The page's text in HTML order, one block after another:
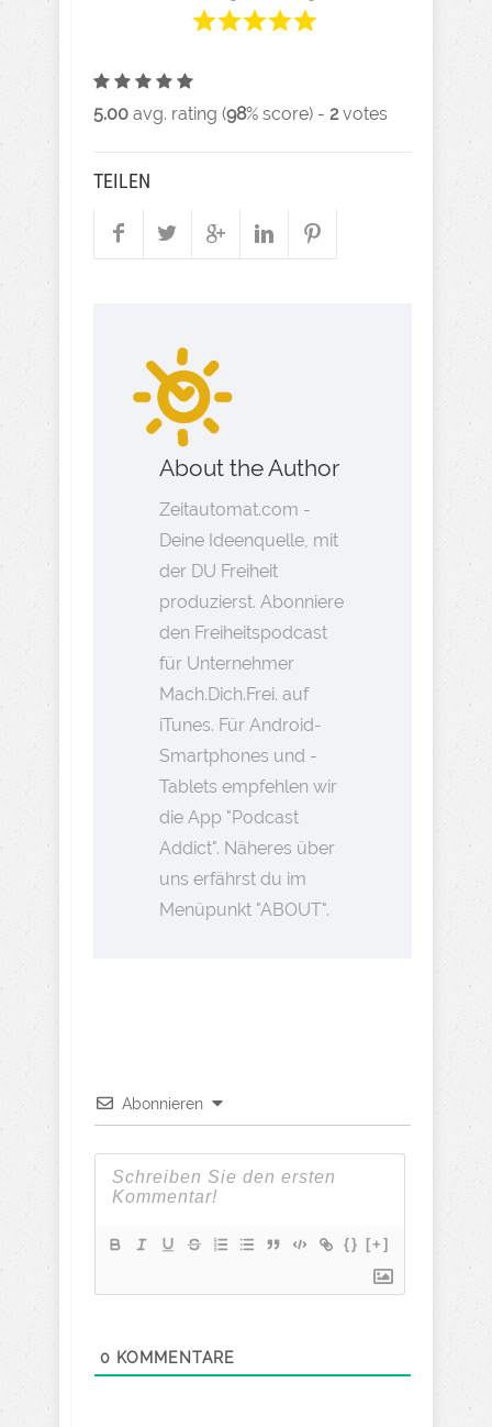
5.00 avg. rating (98% score) - 2 votes
TEILEN
About the Author
Zeitautomat.com -
Deine Ideenquelle, mit
der DU Freiheit
produzierst. Abonniere
den Freiheitspodcast
für Unternehmer
Mach.Dich.Frei. auf
iTunes. Für Android-
Smartphones und -
Tablets empfehlen wir
die App "Podcast
Addict". Näheres über
uns erfährst du im
Menüpunkt "ABOUT".
Abonnieren
{} [+]
0 KOMMENTARE